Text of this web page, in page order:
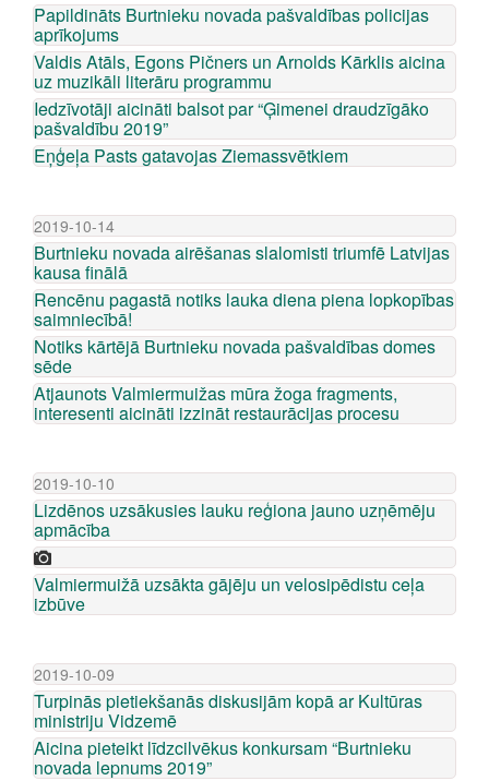
Papildināts Burtnieku novada pašvaldības policijas
aprīkojums
Valdis Atāls, Egons Pičners un Arnolds Kārklis aicina
uz muzikāli literāru programmu
Iedzīvotāji aicināti balsot par “Ģimenei draudzīgāko
pašvaldību 2019”
Eņģeļa Pasts gatavojas Ziemassvētkiem
2019-10-14
Burtnieku novada airēšanas slalomisti triumfē Latvijas
kausa finālā
Rencēnu pagastā notiks lauka diena piena lopkopības
saimniecībā!
Notiks kārtējā Burtnieku novada pašvaldības domes
sēde
Atjaunots Valmiermuižas mūra žoga fragments,
interesenti aicināti izzināt restaurācijas procesu
2019-10-10
Lizdēnos uzsākusies lauku reģiona jauno uzņēmēju
apmācība
Valmiermuižā uzsākta gājēju un velosipēdistu ceļa
izbūve
2019-10-09
Turpinās pietiekšanās diskusijām kopā ar Kultūras
ministriju Vidzemē
Aicina pieteikt līdzcilvēkus konkursam “Burtnieku
novada lepnums 2019”